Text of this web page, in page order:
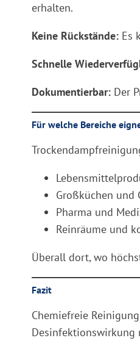
erhalten.
Keine Rückstände: Es
Schnelle
Dokumentierbar: Der
Für welche Bereiche
Großküchen und
Pharma und
Reinräume und
Überall dort, wo
Fazit
Chemiefreie
Desinfektionswirkung